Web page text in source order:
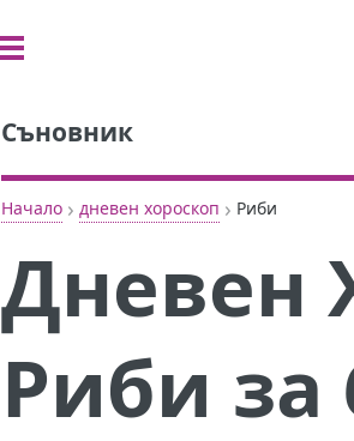
Съновник
Начало › дневен хороскоп › Риби
Дневен
Риби за